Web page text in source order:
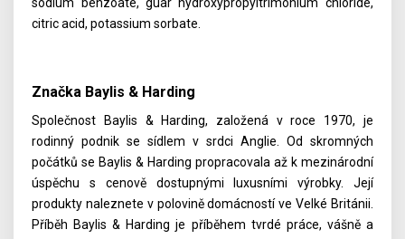
citric acid, potassium sorbate.
Značka Baylis & Harding
Společnost Baylis & Harding, založená v roce 1970, je
rodinný podnik se sídlem v srdci Anglie. Od skromných
počátků se Baylis & Harding propracovala až k mezinárodní
úspěchu s cenově dostupnými luxusními výrobky. Její
produkty naleznete v polovině domácností ve Velké Británii.
Příběh Baylis & Harding je příběhem tvrdé práce, vášně a